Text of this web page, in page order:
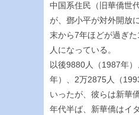
中国系住民（旧華僑世
が、鄧小平が対外開放
末から7年ほどが過ぎ
人になっている。
以後9880人（1987年
年）、2万2875人（
いったが、彼らは新華
年代半ば、新華僑はイ